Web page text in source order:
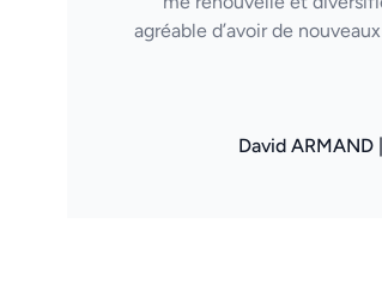
agréable d’avoir de
David ARMAND |